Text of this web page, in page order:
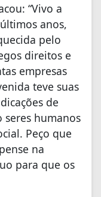
“Vivo a
anos,
pelo
direitos e
empresas
teve suas
de
seres humanos
Peço que
na
para que os